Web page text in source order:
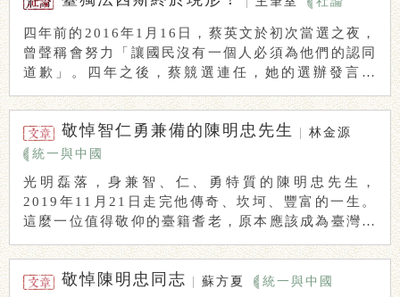
四年前的2016年1月16日，蔡英文於初次當選之夜，
曾聲稱會努力「讓國民沒有一個人必須為他們的認同
道歉」。四年之後，蔡競選連任，她的選辦發言人
敬悼智仁勇兼備的陳明忠先生 | 林金源
統一與中國
光明磊落，身兼智、仁、勇特質的陳明忠先生，
2019年11月21日走完他傳奇、坎坷、豐富的一生。
這麼一位值得敬仰的臺籍耆老，原本應該成為臺灣人
敬悼陳明忠同志 | 蘇方夏 統一與中國